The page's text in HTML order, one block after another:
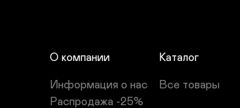
О компании
Информация о нас
Распродажа -25%
Каталог
Все товары